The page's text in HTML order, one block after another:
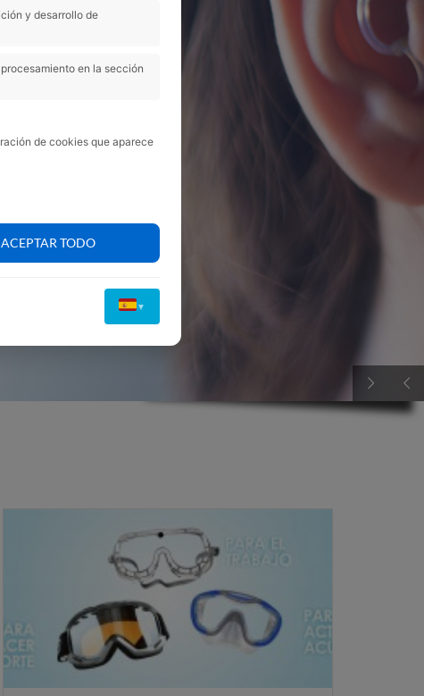
y desarrollo de
en la sección
de cookies que aparece
ACEPTAR TODO
▼